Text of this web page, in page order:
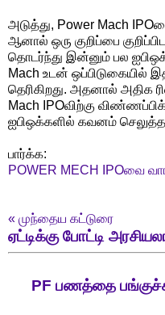
அடுத்து, Power Mach
ஆனால் ஒரு குறிப்பை
தொடர்ந்து இன்னும் பல
Mach உடன் ஒப்பிடுகையில்
தெரிகிறது. அதனால் அதிக
Mach IPOவிற்கு
ஐபிஒக்களில் கவனம்
பார்க்க:
POWER MECH IPOவை
« முந்தைய கட்டுரை
ஏட்டிக்கு போட்டி
PF பணத்தை